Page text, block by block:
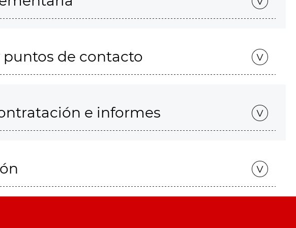
de contacto
e informes